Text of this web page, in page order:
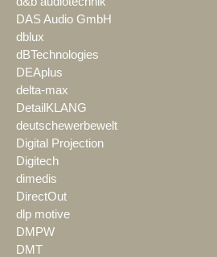
DAS Audio GmbH
dblux
dBTechnologies
DEAplus
delta-max
DetailKLANG
deutschewerbewelt
Digital Projection
Digitech
dimedis
DirectOut
dlp motive
DMPW
DMT